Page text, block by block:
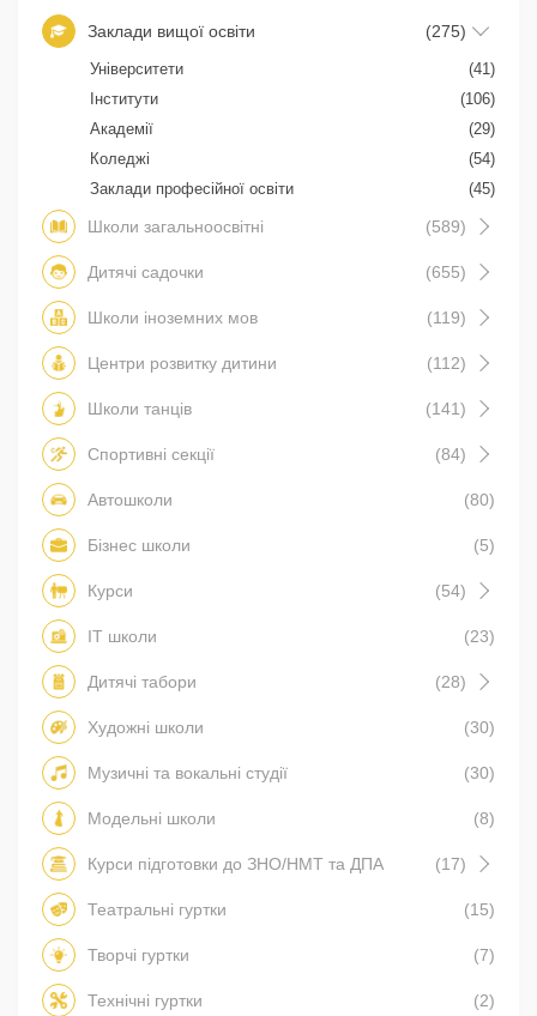
Заклади вищої освіти (275)
Університети
(41)
Інститути
(106)
Академії
(29)
Коледжі
(54)
Заклади професійної освіти
(45)
Школи загальноосвітні (589)
Дитячі садочки (655)
Школи іноземних мов (119)
Центри розвитку дитини (112)
Школи танців (141)
Спортивні секції (84)
Автошколи (80)
Бізнес школи (5)
Курси (54)
IT школи (23)
Дитячі табори (28)
Художні школи (30)
Музичні та вокальні студії (30)
Модельні школи (8)
Курси підготовки до ЗНО/НМТ та ДПА (17)
Театральні гуртки (15)
Творчі гуртки (7)
Технічні гуртки (2)